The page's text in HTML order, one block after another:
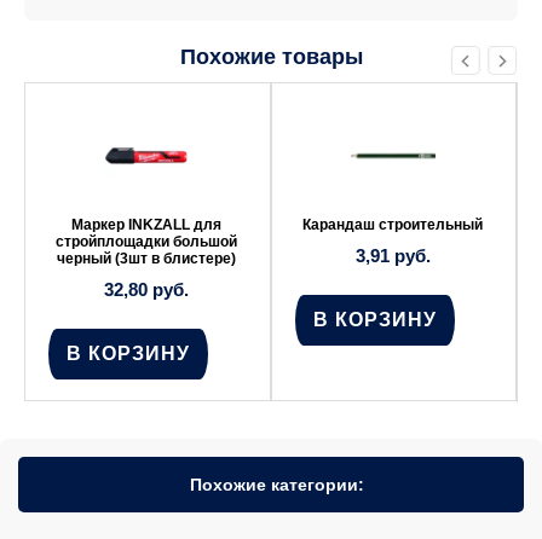
Похожие товары
Маркер INKZALL для
стройплощадки большой
черный (3шт в блистере)
32,80 руб.
В КОРЗИНУ
Карандаш строительный
3,91 руб.
В КОРЗИНУ
Похожие категории: